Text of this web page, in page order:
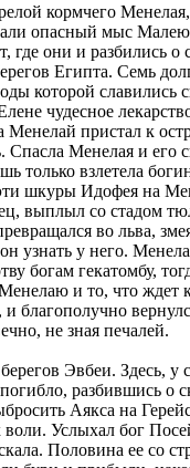
кормчего
опасный мыс
они и разбились о
Египта. Семь
которой славились
чудесное
пристал к
Менелая и его
только взлетела
шкуры Идофея на
выплыл со стадом
во льва,
узнать у него.
богам гекатомбу,
и то, что ждет
не зная печалей.
Эвбеи. Здесь, у
разбившись о
Аякса на
Услыхал бог
Половина ее со